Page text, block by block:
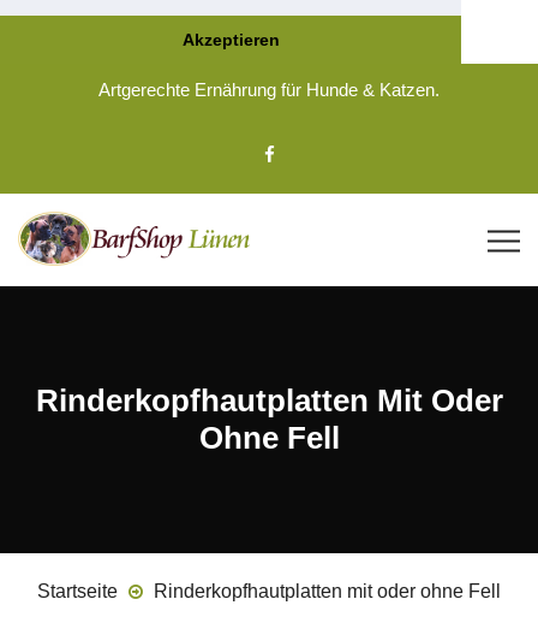
Akzeptieren
Artgerechte Ernährung für Hunde & Katzen.
Rinderkopfhautplatten Mit Oder
Ohne Fell
Startseite Rinderkopfhautplatten mit oder ohne Fell